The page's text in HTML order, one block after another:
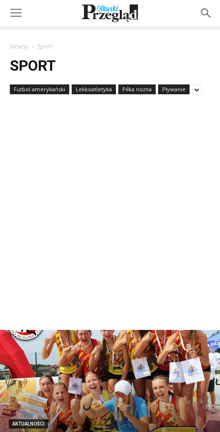
Newsy Sport
SPORT
Futbol amerykański Lekkoatletyka Piłka nożna Pływanie
AKTUALNOŚCI